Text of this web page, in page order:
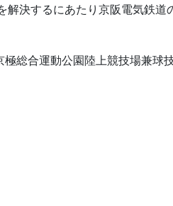
決するにあたり京阪電気鉄道
総合運動公園陸上競技場兼球